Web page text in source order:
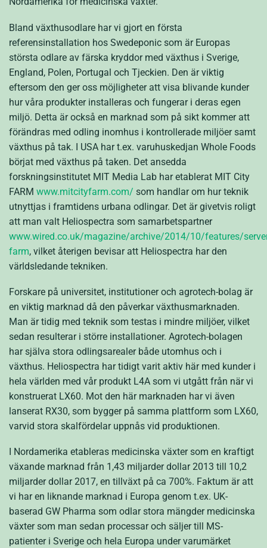
Bland växthusodlare har vi gjort en första
referensinstallation hos Swedeponic som är Europas
största odlare av färska kryddor med växthus i Sverige,
England, Polen, Portugal och Tjeckien. Den är viktig
eftersom den ger oss möjligheter att visa blivande kunder
hur våra produkter installeras och fungerar i deras egen
miljö. Detta är också en marknad som på sikt kommer att
förändras med odling inomhus i kontrollerade miljöer samt
växthus på tak. I USA har t.ex. varuhuskedjan Whole Foods
börjat med växthus på taken. Det ansedda
forskningsinstitutet MIT Media Lab har etablerat MIT City
FARM www.mitcityfarm.com/ som handlar om hur teknik
utnyttjas i framtidens urbana odlingar. Det är givetvis roligt
att man valt Heliospectra som samarbetspartner
www.wired.co.uk/magazine/archive/2014/10/features/
farm, vilket återigen bevisar att Heliospectra har den
världsledande tekniken.
Forskare på universitet, institutioner och agrotech-bolag är
en viktig marknad då den påverkar växthusmarknaden.
Man är tidig med teknik som testas i mindre miljöer, vilket
sedan resulterar i större installationer. Agrotech-bolagen
har själva stora odlingsarealer både utomhus och i
växthus. Heliospectra har tidigt varit aktiv här med kunder i
hela världen med vår produkt L4A som vi utgått från när vi
konstruerat LX60. Mot den här marknaden har vi även
lanserat RX30, som bygger på samma plattform som LX60,
varvid stora skalfördelar uppnås vid produktionen.
I Nordamerika etableras medicinska växter som en kraftigt
växande marknad från 1,43 miljarder dollar 2013 till 10,2
miljarder dollar 2017, en tillväxt på ca 700%. Faktum är att
vi har en liknande marknad i Europa genom t.ex. UK-
baserad GW Pharma som odlar stora mängder medicinska
växter som man sedan processar och säljer till MS-
patienter i Sverige och hela Europa under varumärket